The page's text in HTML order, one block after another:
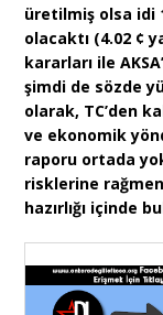
üretilmiş olsa idi
olacaktı (4.02 ¢
kararları ile
şimdi de sözde
olarak, TC’den
ve ekonomik
raporu ortada
risklerine
hazırlığı içinde